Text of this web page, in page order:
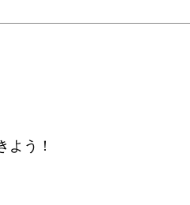
よう！